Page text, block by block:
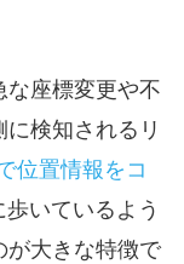
な座標変更や不
検知されるリ
位置情報をコ
いているよう
が大きな特徴で